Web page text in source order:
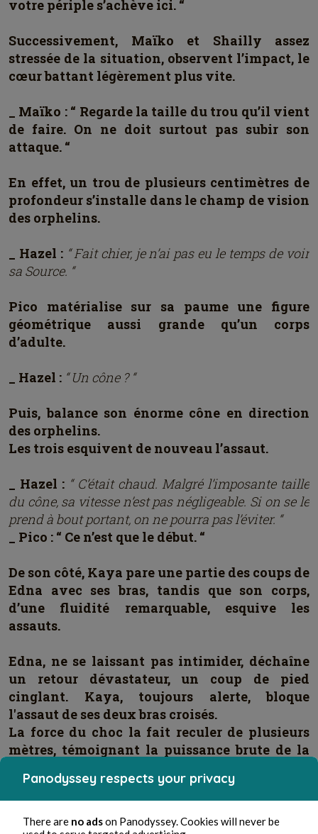
votre périple s’achève ici. “
Successivement, Maïko et Shailly assez
stressée de la situation, observent l’impact, le
cœur battant légèrement plus vite.
_ Maïko : “ Regarde la taille du trou qu’il vient
de faire. On ne doit surtout pas subir son
attaque. “
En effet, un trou de plusieurs centimètres de
profondeur s’installe dans le champ de vision
des orphelins.
_ Hazel : “ Fait chier, je n’ai pas eu le temps de voir
sa Source. “
Pico matérialise sur sa paume une figure
géométrique aussi grande qu’un corps
d’adulte.
_ Hazel : “ Un cône ? “
Puis, balance son énorme cône en direction
des orphelins.
Les trois esquivent de nouveau l’assaut.
_ Hazel : “ C’était chaud. Malgré l’imposante taille
du cône, sa vitesse n’est pas négligeable. Si on se le
prend à bout portant, on ne pourra pas l’éviter. “
_ Pico : “ Ce n’est que le début. “
De son côté, Kaya pare une partie des coups de
Edna avec ses bras, tandis que son corps,
d’une fluidité remarquable, esquive les
assauts.
Edna, ne se laissant pas intimider, déchaîne
un retour dévastateur, un coup de pied
cinglant. Kaya, toujours alerte, bloque
l'assaut de ses deux bras croisés.
La force du choc la fait reculer de plusieurs
mètres, témoignant la puissance brute de la
_ Edna : “ T'as une grande gueule mais tu te
débrouilles bien, ça me plaît ! “
Panodyssey respects your privacy
There are no adson Panodyssey. Cookies will never be